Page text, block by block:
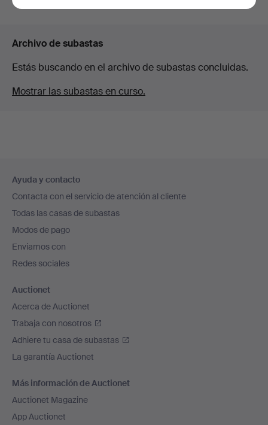
Archivo de subastas
Estás buscando en el archivo de subastas concluidas.
Mostrar las subastas en curso.
en
el
pie
de
página
Ayuda y contacto
Contacta con el servicio de atención al cliente
Todas las casas de subastas
Modos de pago
Enviamos con
Redes sociales
Auctionet
Acerca de Auctionet
Trabaja con nosotros
Adhiere tu casa de subastas
La garantía Auctionet
Más información de Auctionet
Auctionet Magazine
App Auctionet